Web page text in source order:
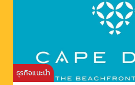
ธุรกิจแนะนำ